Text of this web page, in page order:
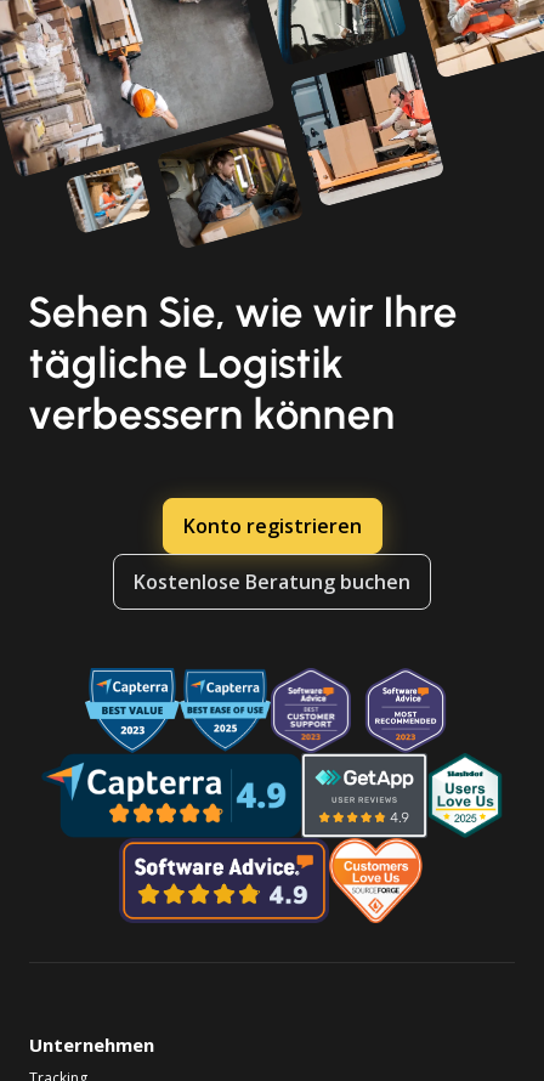
Sehen Sie, wie wir Ihre
tägliche Logistik
verbessern können
Konto registrieren
Kostenlose Beratung buchen
Unternehmen